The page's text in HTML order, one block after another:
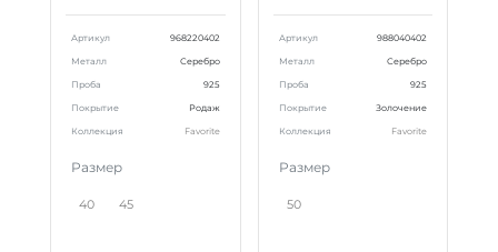
Артикул 968220402
Металл Серебро
Проба 925
Покрытие Родаж
Коллекция Favorite
Размер
40 45
Артикул 988040402
Металл Серебро
Проба 925
Покрытие Золочение
Коллекция Favorite
Размер
50